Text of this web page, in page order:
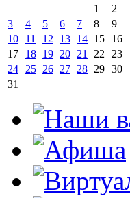
1
2
3
4 5 6 7 8
9
10
11 12 13 14 15
16
17
18 19 20 21 22
23
24
25 26 27 28 29 30
31